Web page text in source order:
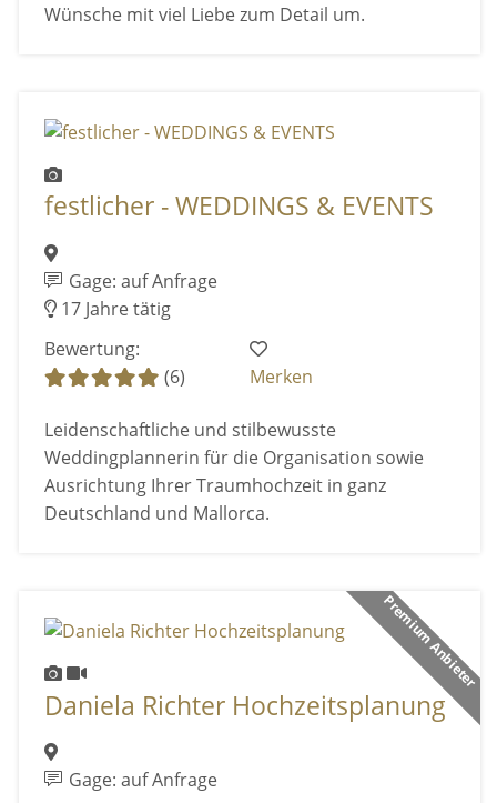
Wünsche mit viel Liebe zum Detail um.
festlicher - WEDDINGS & EVENTS
Gage: auf Anfrage
17 Jahre tätig
Bewertung:
(6)
Merken
Leidenschaftliche und stilbewusste
Weddingplannerin für die Organisation sowie
Ausrichtung Ihrer Traumhochzeit in ganz
Deutschland und Mallorca.
Premium Anbieter
Daniela Richter Hochzeitsplanung
Gage: auf Anfrage